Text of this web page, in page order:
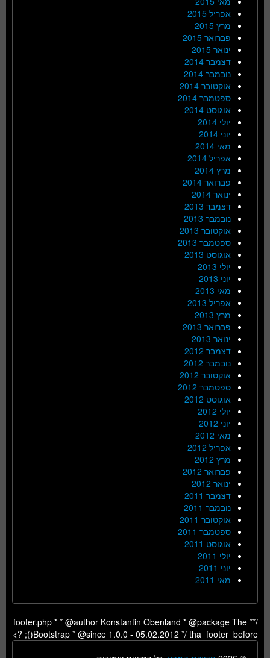
אפריל 2015
מרץ 2015
פברואר 2015
ינואר 2015
דצמבר 2014
נובמבר 2014
אוקטובר 2014
ספטמבר 2014
אוגוסט 2014
יולי 2014
יוני 2014
מאי 2014
אפריל 2014
מרץ 2014
פברואר 2014
ינואר 2014
דצמבר 2013
נובמבר 2013
אוקטובר 2013
ספטמבר 2013
אוגוסט 2013
יולי 2013
יוני 2013
מאי 2013
אפריל 2013
מרץ 2013
פברואר 2013
ינואר 2013
דצמבר 2012
נובמבר 2012
אוקטובר 2012
ספטמבר 2012
אוגוסט 2012
יולי 2012
יוני 2012
מאי 2012
אפריל 2012
מרץ 2012
פברואר 2012
ינואר 2012
דצמבר 2011
נובמבר 2011
אוקטובר 2011
ספטמבר 2011
אוגוסט 2011
יולי 2011
יוני 2011
מאי 2011
/** footer.php * * @author Konstantin Obenland * @package The
Bootstrap * @since 1.0.0 - 05.02.2012 */ tha_footer_before(); ?>